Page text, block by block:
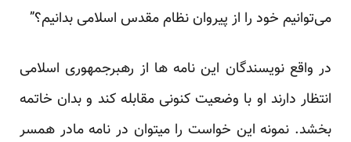
می‌توانیم خود را از پیروان نظام مقدس اسلامی بدانیم؟”
در واقع نویسندگان این نامه ها از رهبرجمهوری اسلامی
انتظار دارند او با وضعیت کنونی مقابله کند و بدان خاتمه
بخشد. نمونه این خواست را میتوان در نامه مادر همسر